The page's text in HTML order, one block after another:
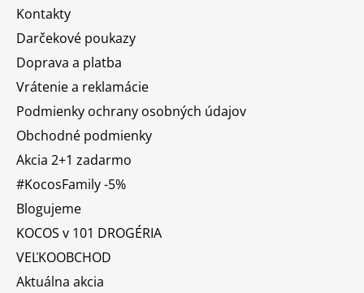
Kontakty
Darčekové poukazy
Doprava a platba
Vrátenie a reklamácie
Podmienky ochrany osobných údajov
Obchodné podmienky
Akcia 2+1 zadarmo
#KocosFamily -5%
Blogujeme
KOCOS v 101 DROGÉRIA
VEĽKOOBCHOD
Aktuálna akcia